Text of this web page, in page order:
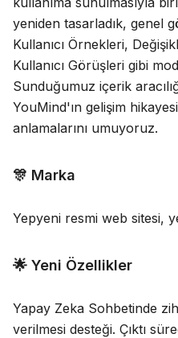
İstemler
Fiyatlandırma
İndir
Blog
yeniden tasarladık, genel
Kullanıcı Örnekleri,
Kullanıcı Görüşleri gibi
Sunduğumuz içerik
YouMind'ın gelişim
anlamalarını umuyoruz.
🎊 Marka
Yepyeni resmi web sitesi,
🌟 Yeni Özellikler
Yapay Zeka Sohbetinde
verilmesi desteği. Çıktı